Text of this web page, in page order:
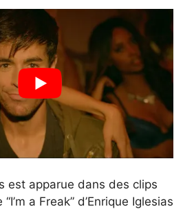
est apparue dans des clips
a Freak” d’Enrique Iglesias